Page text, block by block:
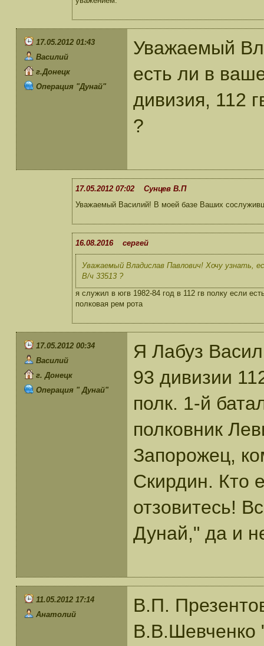
17.05.2012 01:43
Василий
г.Донецк
Операция "Дунай"
Уважаемый
есть ли в
дивизия, 112
?
17.05.2012 07:02 Сунцев В.П
Уважаемый Василий! В моей базе Ваших
16.08.2016 сергей
Уважаемый Владислав Павлович! Хочу узнать,
В/ч 33513 ?
я служил в югв 1982-84 год в 112 гв полку если
полковая рем рота
17.05.2012 00:34
Василий
г. Донецк
Операция " Дунай"
Я Лабуз
93 дивизии
полк. 1-й
полковник
Запорожец,
Скирдин. Кто
отзовитесь!
Дунай," да и
11.05.2012 17:14
Анатолий
В.П.